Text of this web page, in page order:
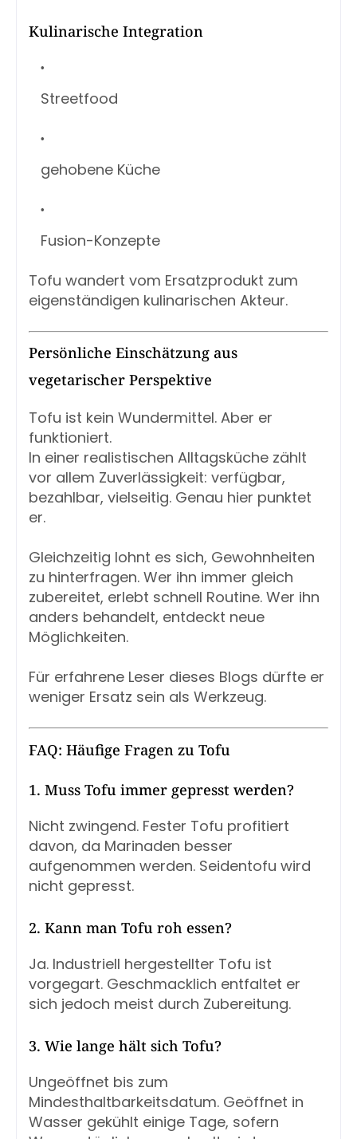
Kulinarische Integration
Streetfood
gehobene Küche
Fusion-Konzepte
Tofu wandert vom Ersatzprodukt zum
eigenständigen kulinarischen Akteur.
Persönliche Einschätzung aus
vegetarischer Perspektive
Tofu ist kein Wundermittel. Aber er
funktioniert.
In einer realistischen Alltagsküche zählt
vor allem Zuverlässigkeit: verfügbar,
bezahlbar, vielseitig. Genau hier punktet
er.
Gleichzeitig lohnt es sich, Gewohnheiten
zu hinterfragen. Wer ihn immer gleich
zubereitet, erlebt schnell Routine. Wer ihn
anders behandelt, entdeckt neue
Möglichkeiten.
Für erfahrene Leser dieses Blogs dürfte er
weniger Ersatz sein als Werkzeug.
FAQ: Häufige Fragen zu Tofu
1. Muss Tofu immer gepresst werden?
Nicht zwingend. Fester Tofu profitiert
davon, da Marinaden besser
aufgenommen werden. Seidentofu wird
nicht gepresst.
2. Kann man Tofu roh essen?
Ja. Industriell hergestellter Tofu ist
vorgegart. Geschmacklich entfaltet er
sich jedoch meist durch Zubereitung.
3. Wie lange hält sich Tofu?
Ungeöffnet bis zum
Mindesthaltbarkeitsdatum. Geöffnet in
Wasser gekühlt einige Tage, sofern